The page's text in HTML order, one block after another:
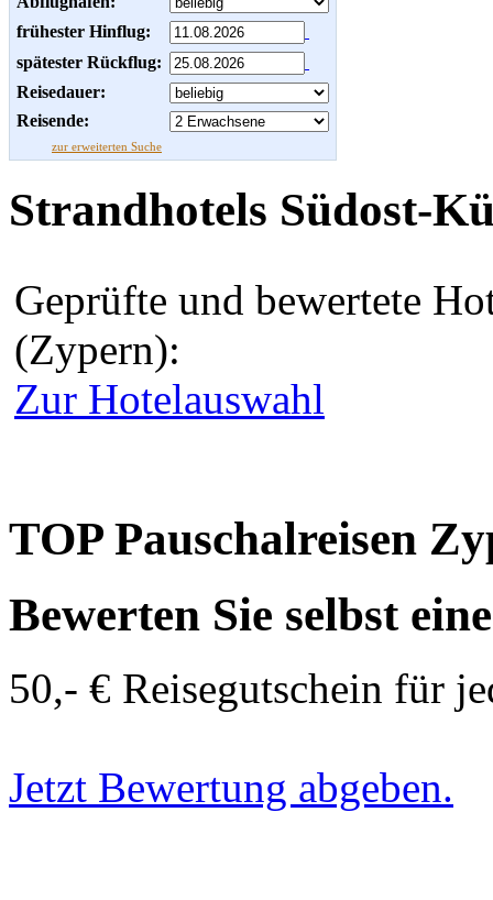
frühester Hinflug:
spätester Rückflug:
Reisedauer:
Reisende:
zur erweiterten Suche
Strandhotels Südost-
Geprüfte und bewertete
(Zypern):
Zur Hotelauswahl
TOP Pauschalreisen
Bewerten Sie selbst
50,- € Reisegutschein für
Jetzt Bewertung abgeben.